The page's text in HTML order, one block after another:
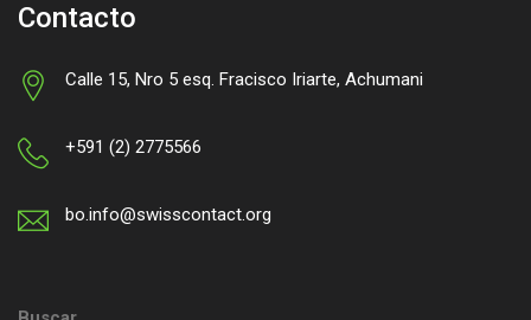
Contacto
Calle 15, Nro 5 esq. Fracisco Iriarte, Achumani
+591 (2) 2775566
bo.info@swisscontact.org